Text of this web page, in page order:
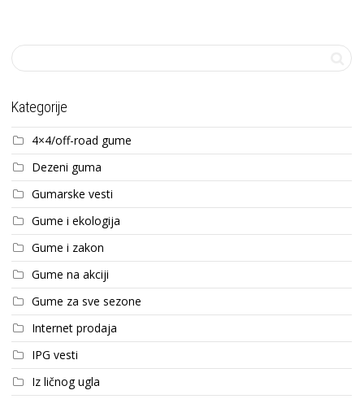
Kategorije
4×4/off-road gume
Dezeni guma
Gumarske vesti
Gume i ekologija
Gume i zakon
Gume na akciji
Gume za sve sezone
Internet prodaja
IPG vesti
Iz ličnog ugla